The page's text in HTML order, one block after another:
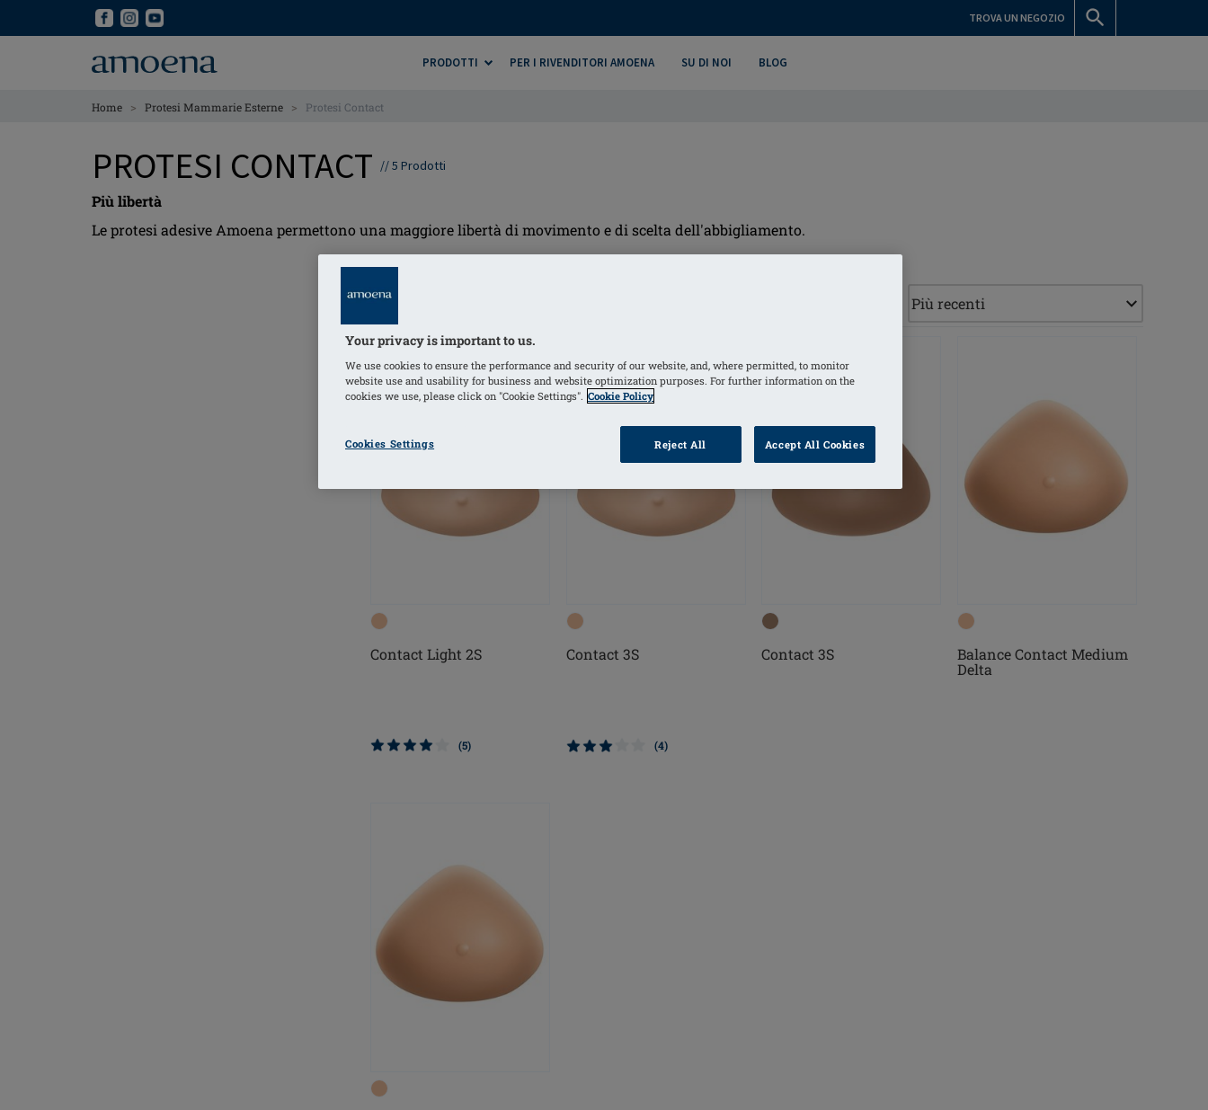
TROVA UN NEGOZIO
PRODOTTI PER I RIVENDITORI AMOENA SU DI NOI BLOG
Home > Protesi Mammarie Esterne > Protesi Contact
PROTESI CONTACT //5 Prodotti
Più libertà
Le protesi adesive Amoena permettono una maggiore libertà di movimento e di scelta dell'abbigliamento.
Contact Light 2S
(5)
Contact 3S
(4)
Contact 3S
Balance Contact Medium
Delta
Your privacy is important to us.
We use cookies to ensure the performance and security of our website, and, where permitted, to monitor
website use and usability for business and website optimization purposes. For further information on the
cookies we use, please click on "Cookie Settings". Cookie Policy
Cookies Settings Reject All Accept All Cookies